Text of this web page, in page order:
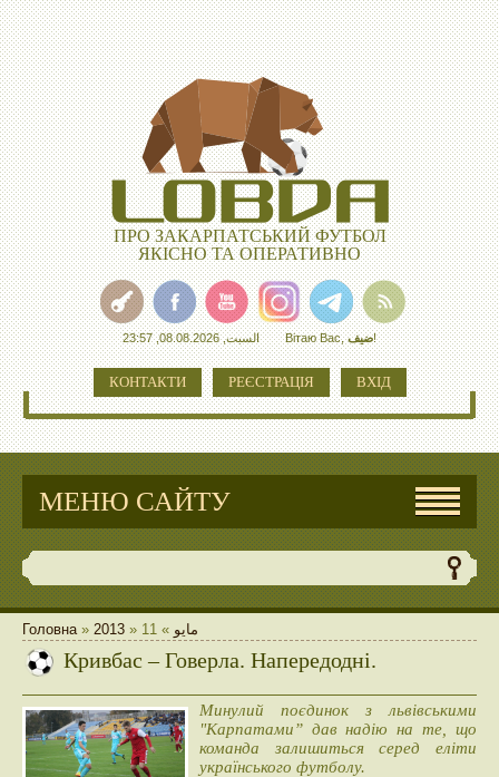
ПРО ЗАКАРПАТСЬКИЙ ФУТБОЛ
ЯКІСНО ТА ОПЕРАТИВНО
السبت, 08.08.2026, 23:57 Вітаю Вас,ضيف!
КОНТАКТИ РЕЄСТРАЦІЯ ВХІД
МЕНЮ САЙТУ
Головна» 2013 » مايو »
11
Кривбас – Говерла. Напередодні.
Минулий поєдинок з львівськими
"Карпатами” дав надію на те, що
команда залишиться серед еліти
українського футболу.